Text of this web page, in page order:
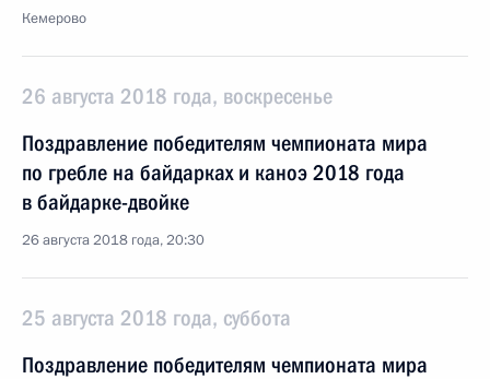
Кемерово
26 августа 2018 года, воскресенье
Поздравление победителям чемпионата мира
по гребле на байдарках и каноэ 2018 года
в байдарке-двойке
26 августа 2018 года, 20:30
25 августа 2018 года, суббота
Поздравление победителям чемпионата мира